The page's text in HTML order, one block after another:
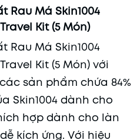
Rau Má Skin1004
Kit (5 Món)
Rau Má Skin1004
Kit (5 Món) với
sản phẩm chứa 84%
Skin1004 dành cho
hợp dành cho làn
kích ứng. Với hiệu